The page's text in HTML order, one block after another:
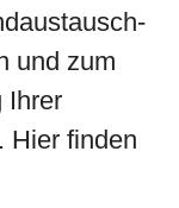
und zum
Ihrer
Hier finden